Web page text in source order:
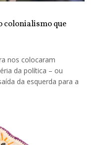
colonialismo que
nos colocaram
da política – ou
da esquerda para a